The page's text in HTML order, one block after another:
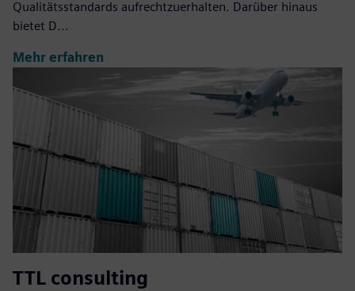
Qualitätsstandards aufrechtzuerhalten. Darüber hinaus
bietet D...
Mehr erfahren
TTL consulting